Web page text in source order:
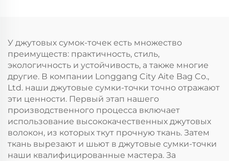
для яркого
шелкового платка
комплекте,
повседневная
реклама
У джутовых сумок-точек есть множество
преимуществ: практичность, стиль,
экологичность и устойчивость, а также многие
другие. В компании Longgang City Aite Bag Co.,
Ltd. наши джутовые сумки-точки точно отражают
эти ценности. Первый этап нашего
производственного процесса включает
использование высококачественных джутовых
волокон, из которых ткут прочную ткань. Затем
ткань вырезают и шьют в джутовые сумки-точки
наши квалифицированные мастера. За